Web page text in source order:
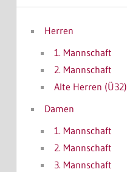
Herren
1. Mannschaft
2. Mannschaft
Alte Herren (Ü32)
Damen
1. Mannschaft
2. Mannschaft
3. Mannschaft